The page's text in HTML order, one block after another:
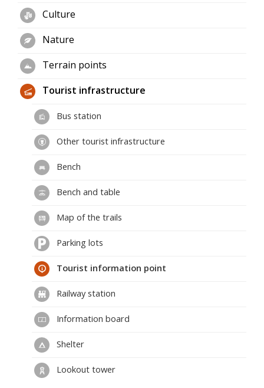
Culture
Nature
Terrain points
Tourist infrastructure
Bus station
Other tourist infrastructure
Bench
Bench and table
Map of the trails
Parking lots
Tourist information point
Railway station
Information board
Shelter
Lookout tower